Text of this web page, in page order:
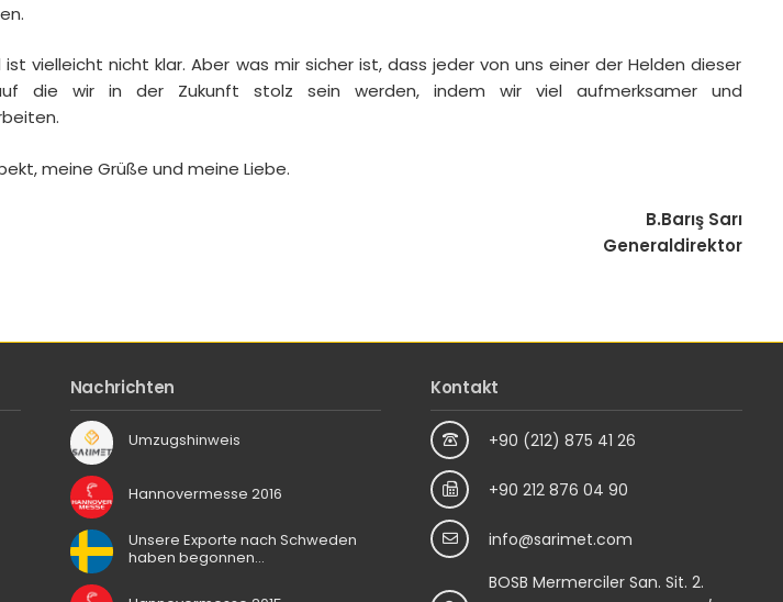
vielleicht nicht klar. Aber was mir sicher ist, dass jeder von uns einer der Helden dieser
die wir in der Zukunft stolz sein werden, indem wir viel aufmerksamer und
meine Grüße und meine Liebe.
B.Barış Sarı
Generaldirektor
Nachrichten
Umzugshinweis
Hannovermesse 2016
Unsere Exporte nach Schweden
haben begonnen…
Kontakt
+90 (212) 875 41 26
+90 212 876 04 90
info@sarimet.com
BOSB Mermerciler San. Sit. 2.